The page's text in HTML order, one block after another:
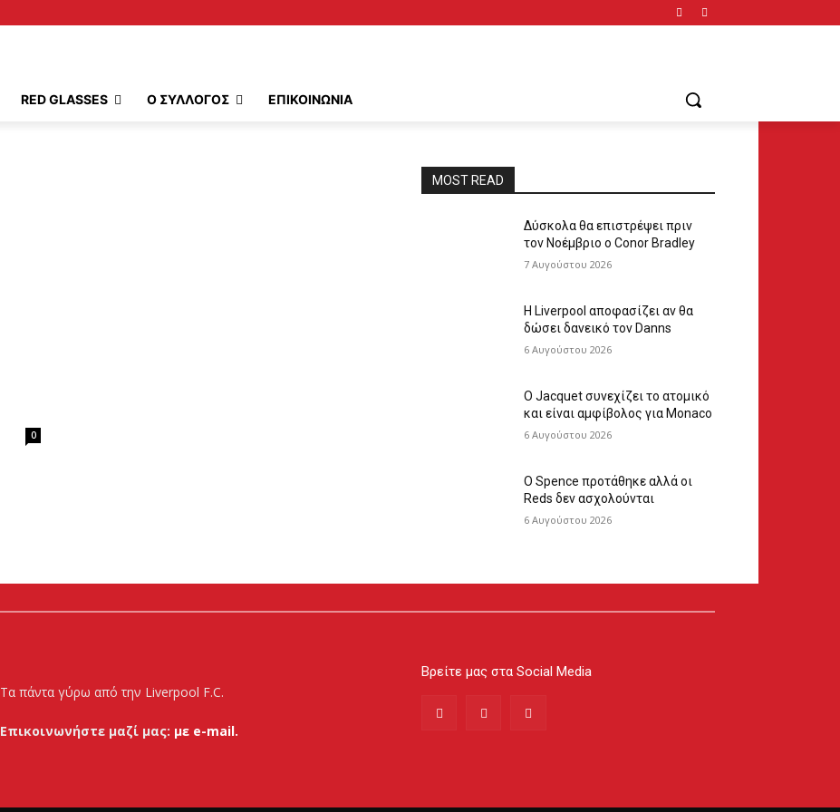
RED GLASSES Ο ΣΥΛΛΟΓΟΣ ΕΠΙΚΟΙΝΩΝΙΑ
0
MOST READ
Δύσκολα θα επιστρέψει πριν
τον Νοέμβριο ο Conor Bradley
7 Αυγούστου 2026
Η Liverpool αποφασίζει αν θα
δώσει δανεικό τον Danns
6 Αυγούστου 2026
Ο Jacquet συνεχίζει το ατομικό
και είναι αμφίβολος για Monaco
6 Αυγούστου 2026
Ο Spence προτάθηκε αλλά οι
Reds δεν ασχολούνται
6 Αυγούστου 2026
Τα πάντα γύρω από την Liverpool F.C.
Επικοινωνήστε μαζί μας: με e-mail.
Βρείτε μας στα Social Media